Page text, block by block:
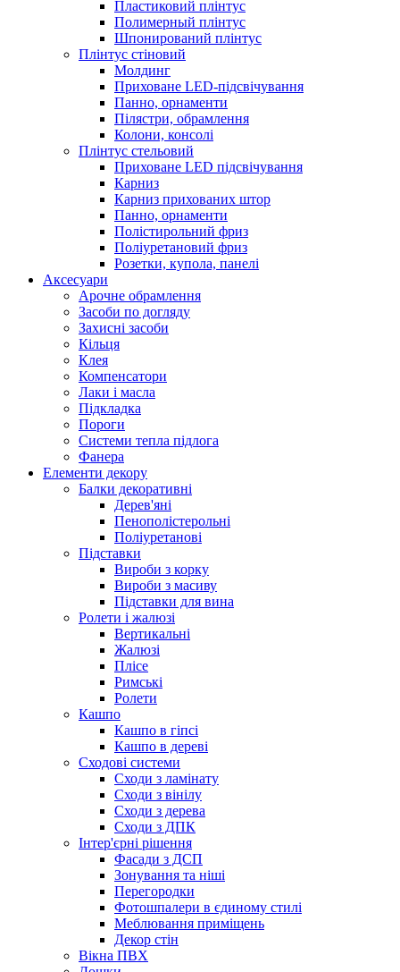
Пластиковий плінтус
Полимерный плінтус
Шпонирований плінтус
Плінтус стіновий
Молдинг
Приховане LED-підсвічування
Панно, орнаменти
Пілястри, обрамлення
Колони, консолі
Плінтус стельовий
Приховане LED підсвічування
Карниз
Карниз прихованих штор
Панно, орнаменти
Полістирольний фриз
Поліуретановий фриз
Розетки, купола, панелі
Аксесуари
Арочне обрамлення
Засоби по догляду
Захисні засоби
Кільця
Клея
Компенсатори
Лаки і масла
Підкладка
Пороги
Системи тепла підлога
Фанера
Елементи декору
Балки декоративні
Дерев'яні
Пенополістерольні
Поліуретанові
Підставки
Вироби з корку
Вироби з масиву
Підставки для вина
Ролети і жалюзі
Вертикальні
Жалюзі
Плісе
Римські
Ролети
Кашпо
Кашпо в гіпсі
Кашпо в дереві
Сходові системи
Сходи з ламінату
Сходи з вінілу
Сходи з дерева
Сходи з ДПК
Інтер'єрні рішення
Фасади з ДСП
Зонування та ніші
Перегородки
Фотошпалери в єдиному стилі
Меблювання приміщень
Декор стін
Вікна ПВХ